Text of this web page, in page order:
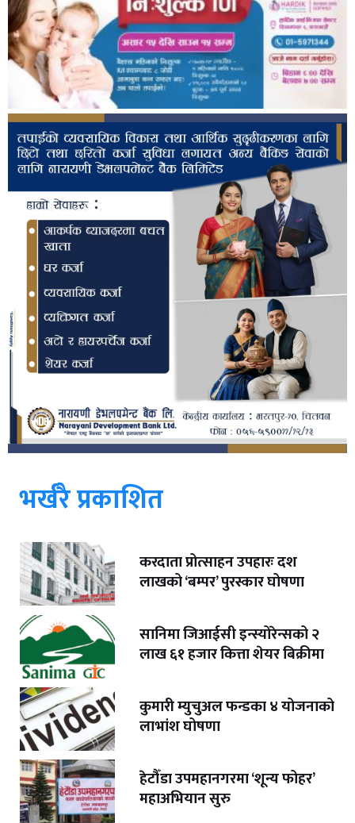
भर्खरै प्रकाशित
करदाता प्रोत्साहन उपहारः दश
लाखको ‘बम्पर’ पुरस्कार घोषणा
सानिमा जिआईसी इन्स्योरेन्सको २
लाख ६१ हजार कित्ता शेयर बिक्रीमा
कुमारी म्युचुअल फन्डका ४ योजनाको
लाभांश घोषणा
हेटौँडा उपमहानगरमा ‘शून्य फोहर’
महाअभियान सुरु